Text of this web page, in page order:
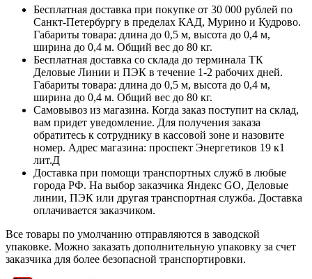
Бесплатная доставка при покупке от 30 000 рублей по
Санкт-Петербургу в пределах КАД, Мурино и Кудрово.
Габариты товара: длина до 0,5 м, высота до 0,4 м,
ширина до 0,4 м. Общий вес до 80 кг.
Бесплатная доставка со склада до терминала ТК
Деловые Линии и ПЭК в течение 1-2 рабочих дней.
Габариты товара: длина до 0,5 м, высота до 0,4 м,
ширина до 0,4 м. Общий вес до 80 кг.
Самовывоз из магазина. Когда заказ поступит на склад,
вам придет уведомление. Для получения заказа
обратитесь к сотруднику в кассовой зоне и назовите
номер. Адрес магазина: проспект Энергетиков 19 к1
лит.Д
Доставка при помощи транспортных служб в любые
города РФ. На выбор заказчика Яндекс GO, Деловые
линии, ПЭК или другая транспортная служба. Доставка
оплачивается заказчиком.
Все товары по умолчанию отправляются в заводской
упаковке. Можно заказать дополнительную упаковку за счет
заказчика для более безопасной транспортировки.